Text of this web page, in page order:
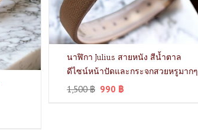
นาฬิกา Julius สายหนัง สีน้ำตาล
ดีไซน์หน้าปัดและกระจกสวยหรูมากๆ
1,500฿ 990 ฿